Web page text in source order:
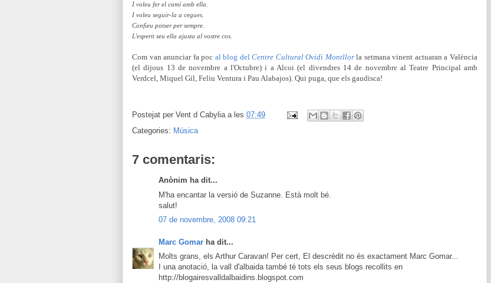
I voleu fer el camí amb ella.
I voleu seguir-la a cegues.
Confieu potser per sempre.
L'esperit seu ella ajusta al vostre cos.
Com van anunciar fa poc al blog delCentre Cultural Ovidi Montllorla setmana vinent actuaran a València
(el dijous 13 de novembre a l'Octubre) i a Alcoi (el divendres 14 de novembre al Teatre Principal amb
Verdcel, Miquel Gil, Feliu Ventura i Pau Alabajos). Qui puga, que els gaudisca!
Postejat per Vent d Cabylia a les 07:49
Categories: Música
7 comentaris:
Anònim ha dit...
M'ha encantar la versió de Suzanne. Està molt bé.
salut!
07 de novembre, 2008 09:21
Marc Gomar ha dit...
Molts grans, els Arthur Caravan! Per cert, El descrèdit no és exactament Marc Gomar...
I una anotació, la vall d'albaida també té tots els seus blogs recollits en
http://blogairesvalldalbaidins.blogspot.com